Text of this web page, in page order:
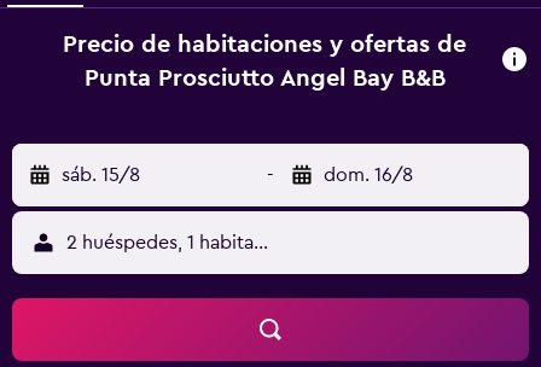
Precio de habitaciones y ofertas de
Punta Prosciutto Angel Bay B&B
sáb. 15/8 - dom. 16/8
2 huéspedes, 1 habitación